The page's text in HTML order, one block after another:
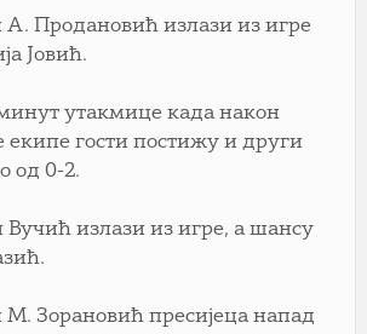
Продановић излази из игре
Јовић.
утакмице када након
гости постижу и други
од 0-2.
излази из игре, а шансу
Зорановић пресијеца напад